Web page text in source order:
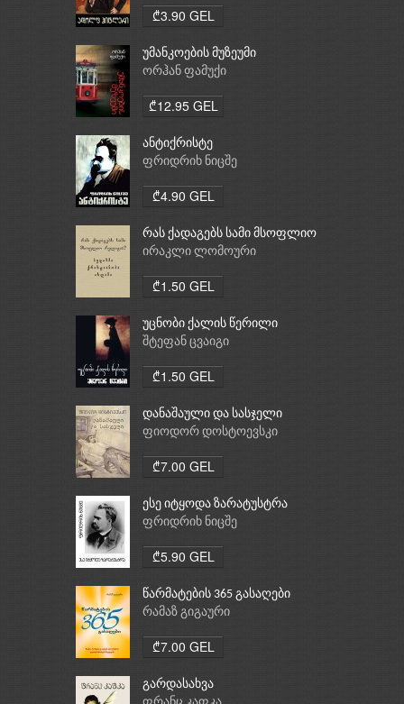
₾3.90 GEL
უმანკოების მუზეუმი
ორჰან ფამუქი
₾12.95 GEL
ანტიქრისტე
ფრიდრიხ ნიცშე
₾4.90 GEL
რას ქადაგებს სამი მსოფლიო
რელიგია: ბუდიზმი,
ირაკლი ლომოური
₾1.50 GEL
უცნობი ქალის წერილი
შტეფან ცვაიგი
₾1.50 GEL
დანაშაული და სასჯელი
ფიოდორ დოსტოევსკი
₾7.00 GEL
ესე იტყოდა ზარატუსტრა
ფრიდრიხ ნიცშე
₾5.90 GEL
წარმატების 365 გასაღები
რამაზ გიგაური
₾7.00 GEL
გარდასახვა